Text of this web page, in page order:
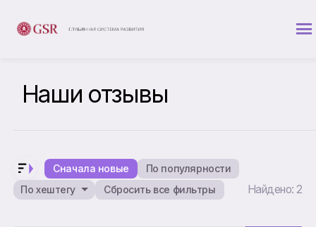
Наши отзывы
Сначала новые
По популярности
По хештегу
Сбросить все фильтры Найдено: 2